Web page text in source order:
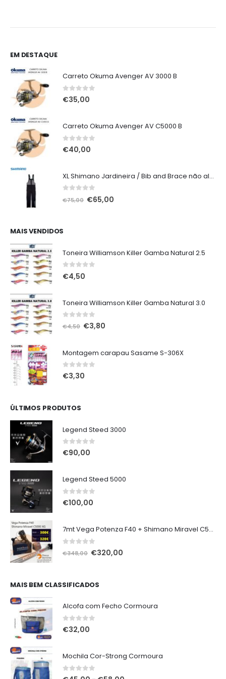
EM DESTAQUE
Carreto Okuma Avenger AV 3000 B
0out of 5
€35,00
Carreto Okuma Avenger AV C5000 B
0out of 5
€40,00
XL Shimano Jardineira / Bib and Brace não alcochoada preta
out of 5
€75,00 O
€65,00
MAIS VENDIDOS
Toneira Williamson Killer Gamba Natural 2.5
0out of 5
€4,50
Toneira Williamson Killer Gamba Natural 3.0
out of 5
€4,50 O
era:
€4,50.
€3,80
é:
Montagem carapau Sasame S-306X
0out of 5
€3,30
ÚLTIMOS PRODUTOS
Legend Steed 3000
0out of 5
€90,00
Legend Steed 5000
0out of 5
€100,00
7mt Vega Potenza F40 + Shimano Miravel C5000 XG
€348,00 O
era:
€320,00
MAIS BEM CLASSIFICADOS
Alcofa com Fecho Cormoura
0out of 5
€32,00
Mochila Cor-Strong Cormoura
0out of 5